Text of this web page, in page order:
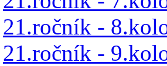
21.ročník -
21.ročník -